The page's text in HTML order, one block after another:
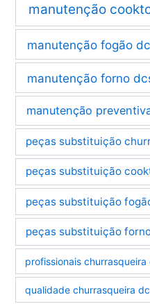
manutenção
manutenção fogão
manutenção forno
manutenção
peças substituição
peças substituição
peças substituição
peças substituição
profissionais churrasqueira
qualidade churrasqueira